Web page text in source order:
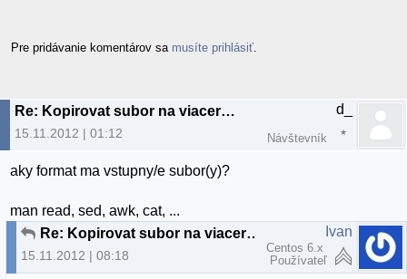
Pre pridávanie komentárov sa musíte prihlásiť
Re: Kopirovat subor na viacere servery
15.11.2012 | 01:12
d_
Návštevník
aky format ma vstupny/e subor(y)?
man read, sed, awk, cat, ...
Re: Kopirovat subor na viacere servery
15.11.2012 | 08:18
Ivan
Centos 6.x
Používateľ